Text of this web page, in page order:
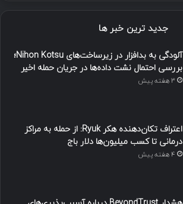
جدید ترین خبر ها
آلودگی به بدافزار در زیرساخت‌های Nihon Kotsu؛
بررسی احتمال نشت داده‌ها در جریان حمله اخیر
3 هفته پیش
اعتراف تکان‌دهنده هکر Ryuk: از حمله به مراکز
درمانی تا کسب میلیون‌ها دلار باج
4 هفته پیش